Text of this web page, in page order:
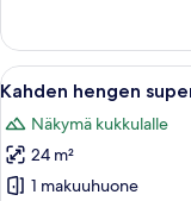
standard-
huone
Avaa
kaikki
huonetyypin
Kahden
hengen
7
Kahden hengen
Näkymä kukkulalle
24 m²
1 makuuhuone